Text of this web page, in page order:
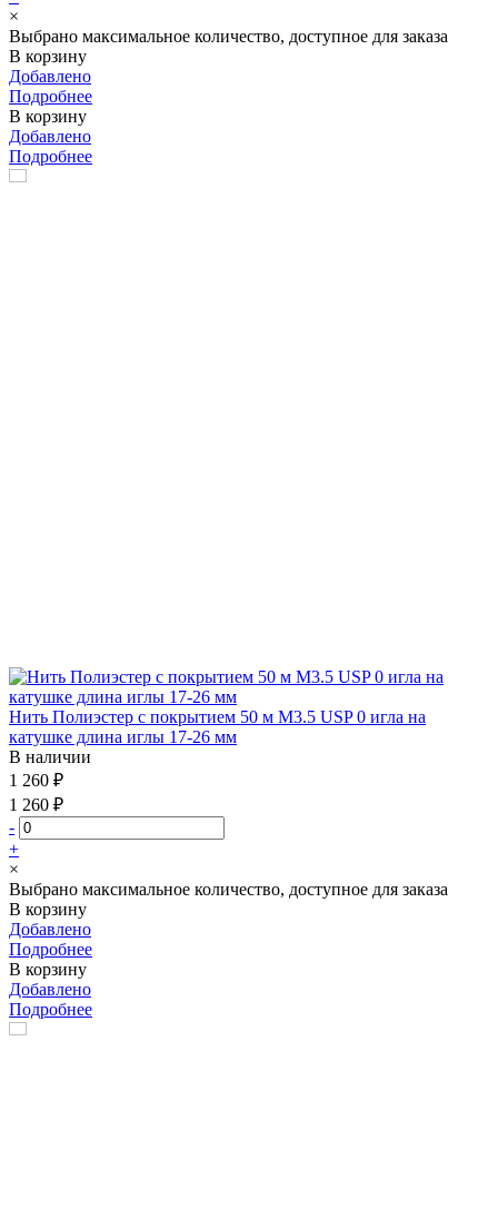
×
Выбрано максимальное количество, доступное для заказа
В корзину
Добавлено
Подробнее
В корзину
Добавлено
Подробнее
Нить Полиэстер с покрытием 50 м М3.5 USP 0 игла на
катушке длина иглы 17-26 мм
В наличии
1 260 ₽
1 260 ₽
-
+
×
Выбрано максимальное количество, доступное для заказа
В корзину
Добавлено
Подробнее
В корзину
Добавлено
Подробнее